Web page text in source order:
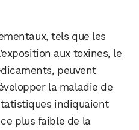
tels que les
aux toxines, le
peuvent
la maladie de
indiquaient
plus faible de la